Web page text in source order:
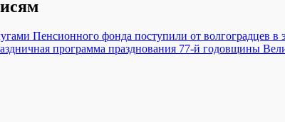
Пенсионного фонда поступили от волгоградцев в
программа празднования 77-й годовщины